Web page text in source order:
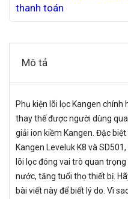
thanh toán
Mô tả
Phụ kiện lõi lọc Kangen
thay thế được người dùng
giải ion kiềm Kangen. Đặc
Kangen Leveluk K8 và
lõi lọc đóng vai trò quan
nước, tăng tuổi thọ thiết bị.
bài viết này để biết lý do. Vì